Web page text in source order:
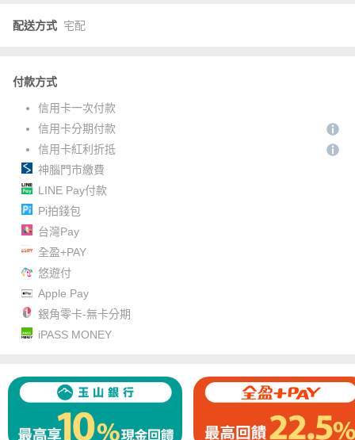
配送方式 宅配
付款方式
信用卡一次付款
信用卡分期付款
信用卡紅利折抵
神腦門市繳費
LINE Pay付款
Pi拍錢包
台灣Pay
全盈+PAY
悠遊付
Apple Pay
銀角零卡-無卡分期
iPASS MONEY